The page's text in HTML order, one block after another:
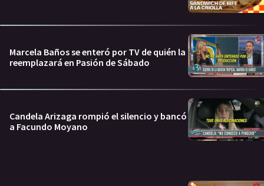
Marcela Baños se enteró por TV de quién la
reemplazará en Pasión de Sábado
Candela Arizaga rompió el silencio y bancó
a Facundo Moyano